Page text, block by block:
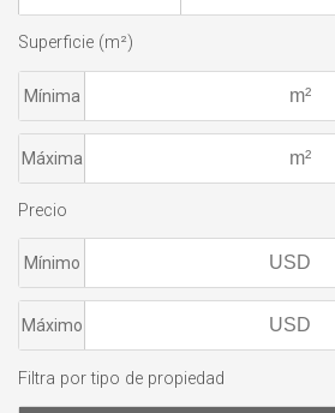
Superficie (m²)
Mínima
Máxima
Precio
Mínimo
Máximo
Filtra por tipo de propiedad